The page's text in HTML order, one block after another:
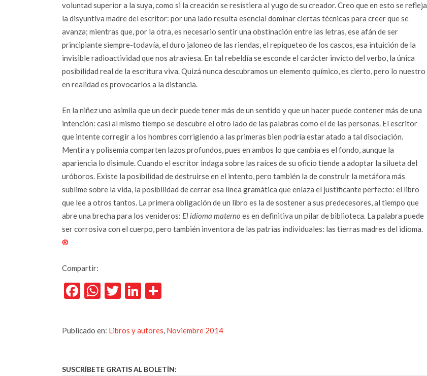
voluntad superior a la suya, como si la creación se resistiera al yugo de su creador. Creo que en esto se refleja
la disyuntiva madre del escritor: por una lado resulta esencial dominar ciertas técnicas para creer que se
avanza; mientras que, por la otra, es necesario sentir una obstinación entre las letras, ese afán de ser
principiante siempre-todavía, el duro jaloneo de las riendas, el repiqueteo de los cascos, esa intuición de la
invisible radioactividad que nos atraviesa. En tal rebeldía se esconde el carácter invicto del verbo, la única
posibilidad real de la escritura viva. Quizá nunca descubramos un elemento químico, es cierto, pero lo nuestro
en realidad es provocarlos a la distancia.
En la niñez uno asimila que un decir puede tener más de un sentido y que un hacer puede contener más de una
intención: casi al mismo tiempo se descubre el otro lado de las palabras como el de las personas. El escritor
que intente corregir a los hombres corrigiendo a las primeras bien podría estar atado a tal disociación.
Mentira y polisemia comparten lazos profundos, pues en ambos lo que cambia es el fondo, aunque la
apariencia lo disimule. Cuando el escritor indaga sobre las raíces de su oficio tiende a adoptar la silueta del
uróboros. Existe la posibilidad de destruirse en el intento, pero también la de construir la metáfora más
sublime sobre la vida, la posibilidad de cerrar esa línea gramática que enlaza el justificante perfecto: el libro
que lee a otros tantos. La primera obligación de un libro es la de sostener a sus predecesores, al tiempo que
abre una brecha para los venideros: El idioma materno es en definitiva un pilar de biblioteca. La palabra puede
ser corrosiva con el cuerpo, pero también inventora de las patrias individuales: las tierras madres del idioma.
®
Compartir:
Facebook
WhatsApp
TwitterLinkedIn
Publicado en: Libros y autores, Noviembre 2014
SUSCRÍBETE GRATIS AL BOLETÍN: